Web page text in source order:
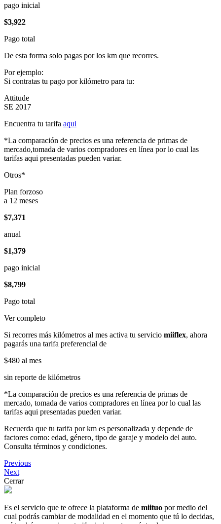
pago inicial
$3,922
Pago total
De esta forma solo pagas por los km que recorres.
Por ejemplo:
Si contratas tu pago por kilómetro para tu:
Attitude
SE 2017
Encuentra tu tarifa aqui
*La comparación de precios es una referencia de primas de
mercado,tomada de varios compradores en línea por lo cual las
tarifas aqui presentadas pueden variar.
Otros*
Plan forzoso
a 12 meses
$7,371
anual
$1,379
pago inicial
$8,799
Pago total
Ver completo
Si recorres más kilómetros al mes activa tu servicio miiflex, ahora
pagarás una tarifa preferencial de
$480 al mes
sin reporte de kilómetros
*La comparación de precios es una referencia de primas de
mercado, tomada de varios compradores en línea por lo cual las
tarifas aqui presentadas pueden variar.
Recuerda que tu tarifa por km es personalizada y depende de
factores como: edad, género, tipo de garaje y modelo del auto.
Consulta términos y condiciones.
Previous
Next
Cerrar
Es el servicio que te ofrece la plataforma de miituo por medio del
cual podrás cambiar de modalidad en el momento que tú lo decidas,